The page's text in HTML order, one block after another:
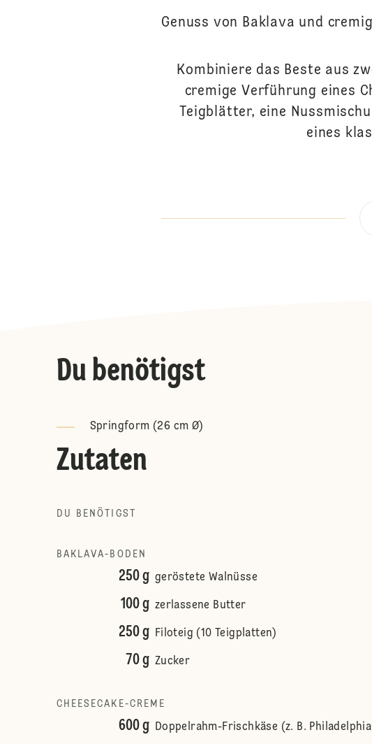
Genuss von Baklava und
Kombiniere das Beste aus
cremige Verführung eines
Teigblätter, eine
eines
Du benötigst
Springform (26 cm Ø)
Zutaten
DU BENÖTIGST
BAKLAVA-BODEN
250 g geröstete Walnüsse
100 g zerlassene Butter
250 g Filoteig (10 Teigplatten)
70 g Zucker
CHEESECAKE-CREME
600 g Doppelrahm-Frischkäse (z. B.